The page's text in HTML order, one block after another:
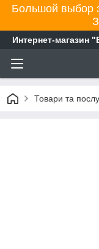
Большой выбор
Интернет-магазин
Товари та